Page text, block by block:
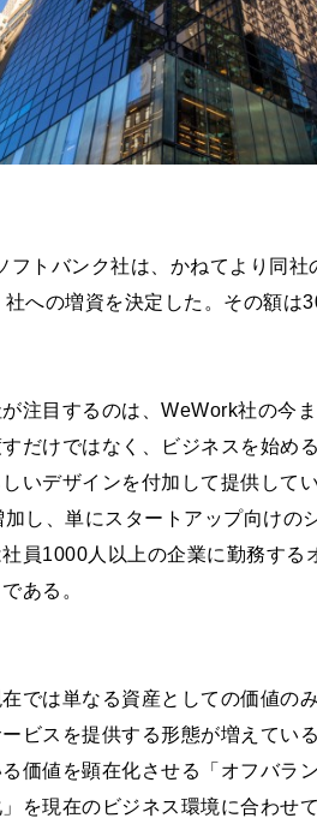
トバンク社は、かねてより同社
への増資を決定した。その額は
注目するのは、WeWork社の今ま
だけではなく、ビジネスを始め
いデザインを付加して提供して
し、単にスタートアップ向けの
員1000人以上の企業に勤務する
ある。
では単なる資産としての価値の
ビスを提供する形態が増えてい
価値を顕在化させる「オフバラ
」を現在のビジネス環境に合わせ